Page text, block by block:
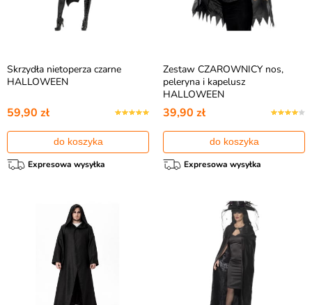
Skrzydła nietoperza czarne
HALLOWEEN
59,90 zł
do koszyka
Expresowa wysyłka
Zestaw CZAROWNICY nos,
peleryna i kapelusz
HALLOWEEN
39,90 zł
do koszyka
Expresowa wysyłka